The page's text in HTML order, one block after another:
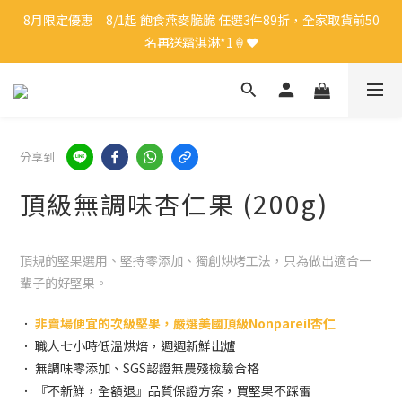
8月限定優惠｜8/1起 飽食燕麥脆脆 任選3件89折，全家取貨前50
名再送霜淇淋*1🍦❤️
8月限定優惠｜8/1起 飽食燕麥脆脆 任選3件89折，全家取貨前50
名再送霜淇淋*1🍦❤️
新會員🎁｜註冊會員即送$50購物金
8月限定優惠｜8/1起 飽食燕麥脆脆 任選3件89折，全家取貨前50
名再送霜淇淋*1🍦❤️
分享到
頂級無調味杏仁果 (200g)
頂規的堅果選用、堅持零添加、獨創烘烤工法，只為做出適合一
輩子的好堅果。
． 非賣場便宜的次級堅果，嚴選美國頂級Nonpareil杏仁
． 職人七小時低溫烘焙，週週新鮮出爐
． 無調味零添加、SGS認證無農殘檢驗合格
． 『不新鮮，全額退』品質保證方案，買堅果不踩雷